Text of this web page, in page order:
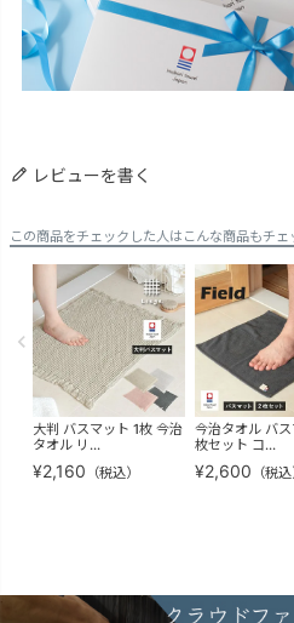
レビューを書く
この商品をチェックした人はこんな商品もチェ
大判 バスマット 1枚 今治
タオル リ...
¥2,160 （税込）
今治タオル バ
枚セット コ...
¥2,600 （税込